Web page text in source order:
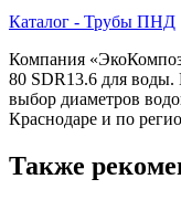
Каталог - Трубы ПНД
Компания
80 SDR13.6 для воды.
выбор диаметров
Краснодаре и по
Также